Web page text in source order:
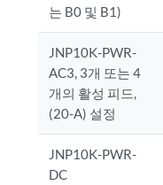
는 B0 및 B1)
JNP10K-PWR-
AC3, 3개 또는 4
개의 활성 피드,
(20-A) 설정
JNP10K-PWR-
DC